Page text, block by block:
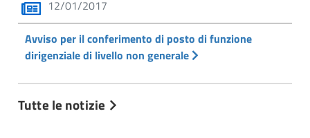
12/01/2017
Avviso per il conferimento di posto di funzione
dirigenziale di livello non generale
Tutte le notizie